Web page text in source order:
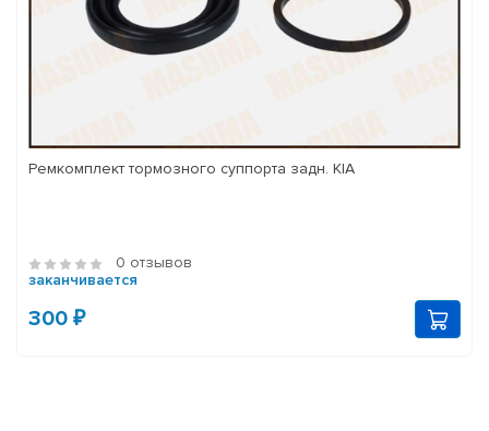
Ремкомплект тормозного суппорта задн. KIA
0 отзывов
заканчивается
300 ₽